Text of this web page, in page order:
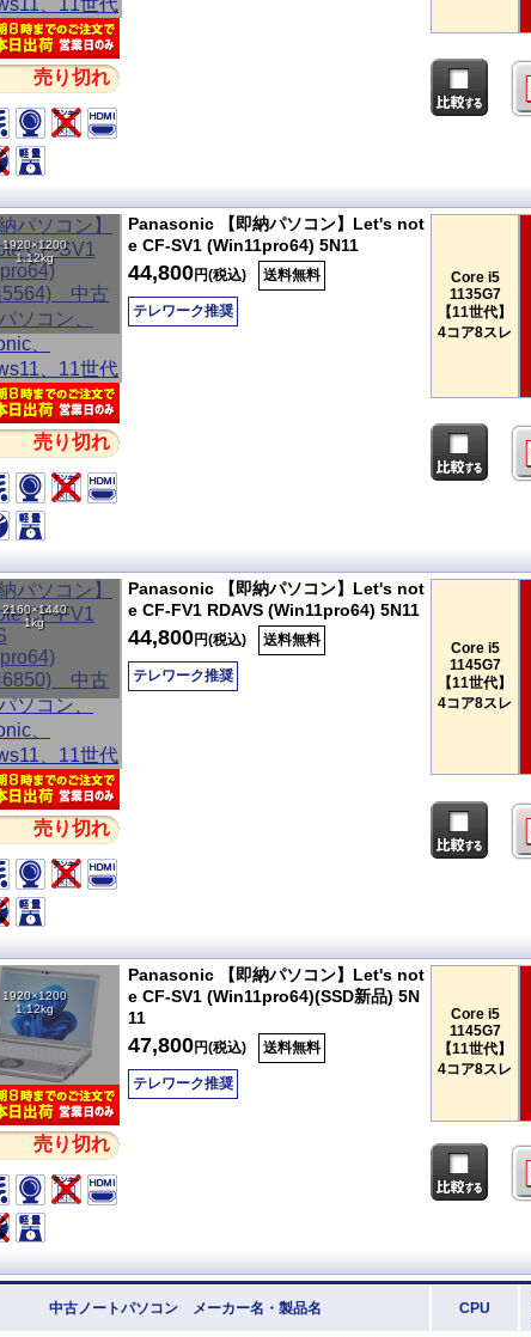
売り切れ
1920×1200
1.12kg
売り切れ
Panasonic 【即納パソコン】Let's not
e CF-SV1 (Win11pro64) 5N11
44,800円(税込) 送料無料
テレワーク推奨
Core i5
1135G7
【11世代】
4コア8スレ
2160×1440
1kg
売り切れ
Panasonic 【即納パソコン】Let's not
e CF-FV1 RDAVS (Win11pro64) 5N11
44,800円(税込) 送料無料
テレワーク推奨
Core i5
1145G7
【11世代】
4コア8スレ
1920×1200
1.12kg
売り切れ
Panasonic 【即納パソコン】Let's not
e CF-SV1 (Win11pro64)(SSD新品) 5N
11
47,800円(税込) 送料無料
テレワーク推奨
Core i5
1145G7
【11世代】
4コア8スレ
中古ノートパソコン メーカー名・製品名 CPU